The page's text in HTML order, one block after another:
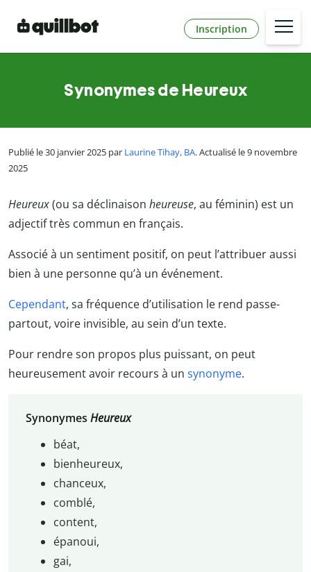
Inscription
Synonymes de Heureux
Publié le 30 janvier 2025 par Laurine Tihay, BA. Actualisé le 9 novembre
2025
Heureux(ou sa déclinaison heureuse, au féminin) est un
adjectif très commun en français.
Associé à un sentiment positif, on peut l’attribuer aussi
bien à une personne qu’à un événement.
Cependant, sa fréquence d’utilisation le rend passe-
partout, voire invisible, au sein d’un texte.
Pour rendre son propos plus puissant, on peut
heureusement avoir recours à un synonyme.
Synonymes Heureux
béat,
bienheureux,
chanceux,
comblé,
content,
épanoui,
gai,